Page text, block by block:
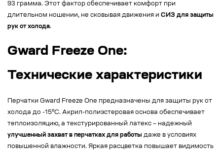
93 грамма. Этот фактор обеспечивает комфорт при
длительном ношении, не сковывая движения и СИЗ для защиты
рук от холода.
Gward Freeze One:
Технические характеристики
Перчатки Gward Freeze One предназначены для защиты рук от
холода до -15°C. Акрил-полиэстеровая основа обеспечивает
теплоизоляцию, а текстурированный латекс – надежный
улучшенный захват в перчатках для работы даже в условиях
повышенной влажности. Яркая расцветка повышает видимость